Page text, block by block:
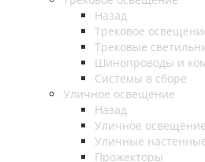
Назад
Трековое
Трековые
Шинопроводы и
Системы в сборе
Уличное освещение
Назад
Уличное освещение
Уличные
Прожекторы